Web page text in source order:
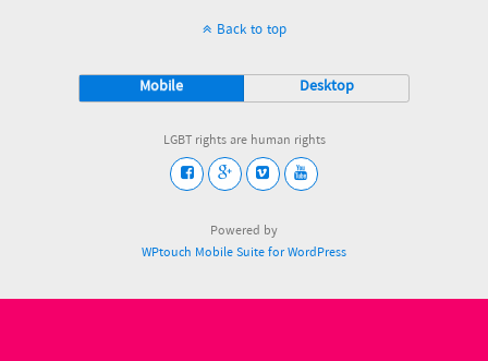
Back to top
Mobile Desktop
LGBT rights are human rights
Powered by
WPtouch Mobile Suite for WordPress